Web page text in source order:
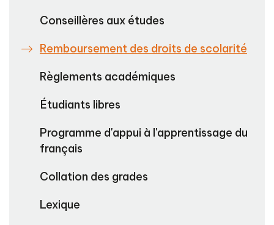
Conseillères aux études
Remboursement des droits de scolarité
Règlements académiques
Étudiants libres
Programme d'appui à l'apprentissage du
français
Collation des grades
Lexique